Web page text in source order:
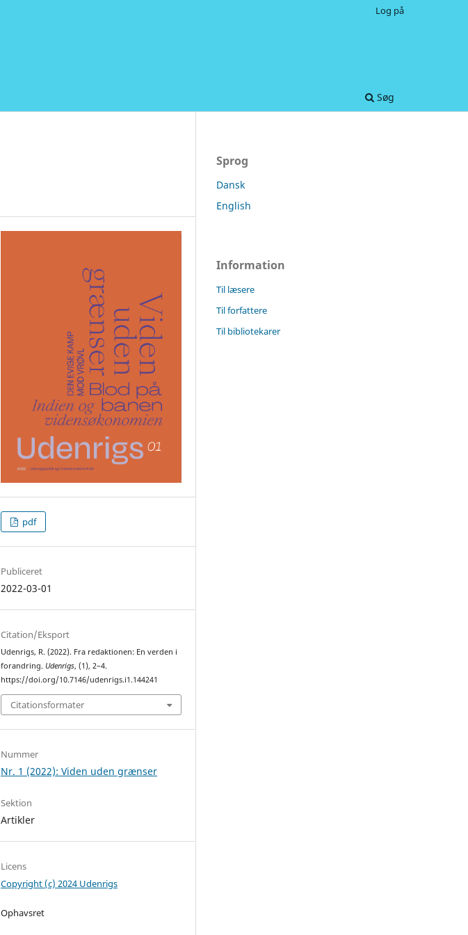
Søg
Log på
pdf
Publiceret
2022-03-01
Citation/Eksport
Udenrigs, R. (2022). Fra redaktionen: En verden i
forandring. Udenrigs, (1), 2–4.
https://doi.org/10.7146/udenrigs.i1.144241
Citationsformater
Nummer
Nr. 1 (2022): Viden uden grænser
Sektion
Artikler
Licens
Copyright (c) 2024 Udenrigs
Ophavsret
Sprog
Dansk
English
Information
Til læsere
Til forfattere
Til bibliotekarer